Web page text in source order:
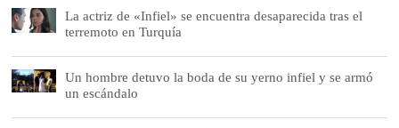
La actriz de «Infiel» se encuentra desaparecida tras el
terremoto en Turquía
Un hombre detuvo la boda de su yerno infiel y se armó
un escándalo